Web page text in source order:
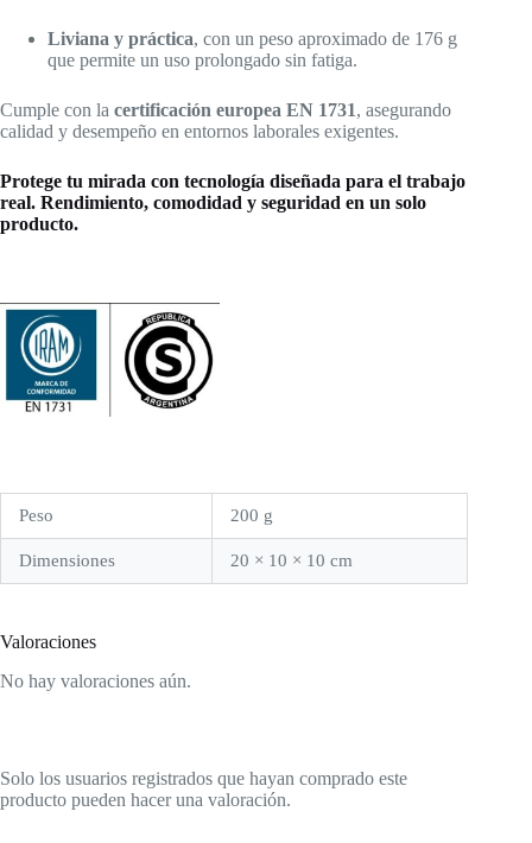
Liviana y práctica, con un peso aproximado de 176 g
que permite un uso prolongado sin fatiga.
Cumple con la certificación europea EN 1731, asegurando
calidad y desempeño en entornos laborales exigentes.
Protege tu mirada con tecnología diseñada para el trabajo
real. Rendimiento, comodidad y seguridad en un solo
producto.
Peso 200 g
Dimensiones 20 × 10 × 10 cm
Valoraciones
No hay valoraciones aún.
Solo los usuarios registrados que hayan comprado este
producto pueden hacer una valoración.